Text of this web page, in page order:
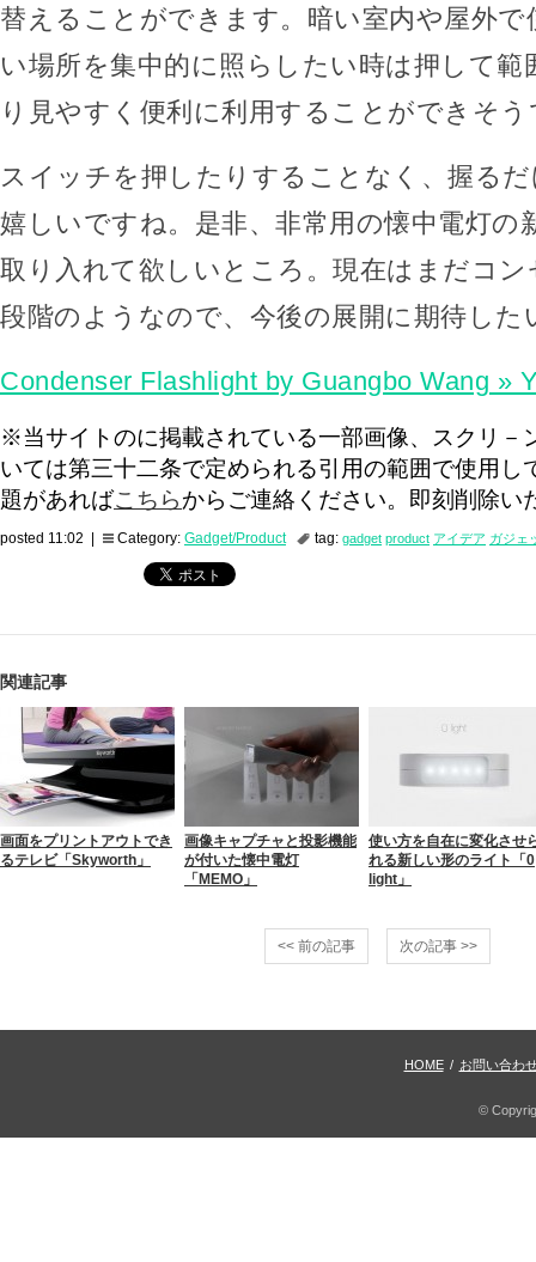
替えることができます。暗い室内や屋外で
い場所を集中的に照らしたい時は押して範
り見やすく便利に利用することができそう
スイッチを押したりすることなく、握る
嬉しいですね。是非、非常用の懐中電灯の
取り入れて欲しいところ。現在はまだコ
段階のようなので、今後の展開に期待した
Condenser Flashlight by Guangbo Wang »
※当サイトのに掲載されている一部画像、スクリ－
いては第三十二条で定められる引用の範囲で使用し
題があればこちらからご連絡ください。即刻削除い
posted 11:02 | Category: Gadget/Product tag: gadget product アイデア ガジェ
関連記事
画面をプリントアウトでき
るテレビ「Skyworth」
画像キャプチャと投影機能
が付いた懐中電灯
「MEMO」
使い方を自在に変化させ
れる新しい形のライト「0
light」
<< 前の記事 次の記事 >>
HOME / お問い合わ
©